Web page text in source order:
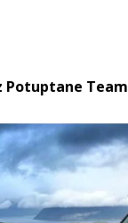
Potuptane Team